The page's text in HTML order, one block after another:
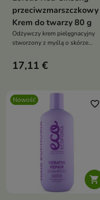
przeciwzmarszczkowy
Krem do twarzy 80 g
Odżywczy krem pielęgnacyjny
stworzony z myślą o skórze
regeneracji oraz poprawy
elastyczności.
17,11 €
Nowość

favorite_border